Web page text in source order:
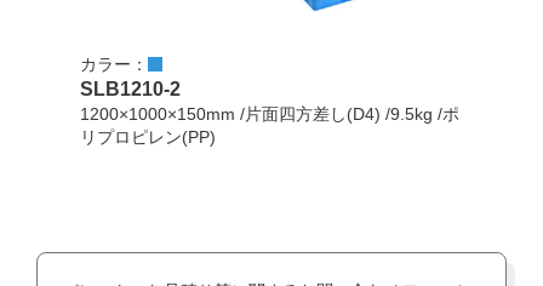
カラー：
SLB1210-2
1200×1000×150mm /片面四方差し(D4) /9.5kg /ポ
リプロピレン(PP)